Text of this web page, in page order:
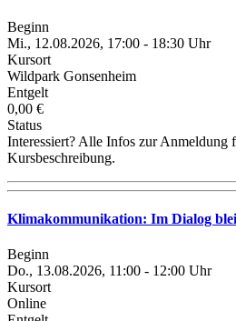
Beginn
Mi., 12.08.2026, 17:00 - 18:30 Uhr
Kursort
Wildpark Gonsenheim
Entgelt
0,00 €
Status
Interessiert? Alle Infos zur Anmeldung
Kursbeschreibung.
Klimakommunikation: Im Dialog
Beginn
Do., 13.08.2026, 11:00 - 12:00 Uhr
Kursort
Online